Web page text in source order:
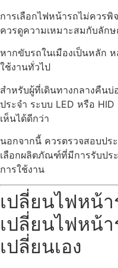
การเลือกไฟหน้ารถไม่ควรพิ
ควรดูความเหมาะสมกับลัก
หากขับรถในเมืองเป็นหลัก
ใช้งานทั่วไป
สำหรับผู้ที่เดินทางกลางคืนบ่
ประจำ ระบบ LED หรือ
เห็นได้ดีกว่า
นอกจากนี้ ควรตรวจสอบปร
เลือกผลิตภัณฑ์ที่มีการรับปร
การใช้งาน
เปลี่ยนไฟหน้
เปลี่ยนไฟหน้
เปลี่ยนเอง